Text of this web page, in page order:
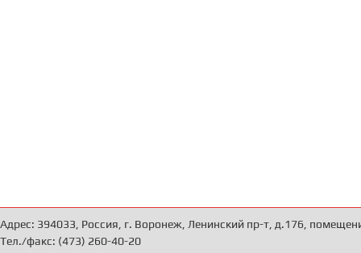
Адрес: 394033, Россия, г. Воронеж, Ленинский пр-т, д.176,
Тел./факс: (473) 260-40-20